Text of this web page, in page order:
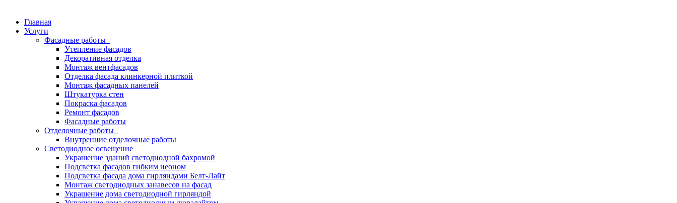
Главная
Услуги
Фасадные работы
Утепление фасадов
Декоративная отделка
Монтаж вентфасадов
Отделка фасада клинкерной плиткой
Монтаж фасадных панелей
Штукатурка стен
Покраска фасадов
Ремонт фасадов
Фасадные работы
Отделочные работы
Внутренние отделочные работы
Светодиодное освещение
Украшение зданий светодиодной бахромой
Подсветка фасадов гибким неоном
Подсветка фасада дома гирляндами Белт-Лайт
Монтаж светодиодных занавесов на фасад
Украшение дома светодиодной гирляндой